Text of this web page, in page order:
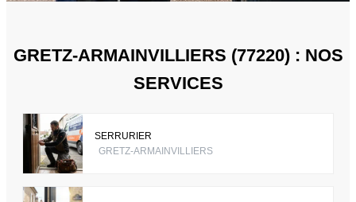
GRETZ-ARMAINVILLIERS (77220) : NOS
SERVICES
SERRURIER
GRETZ-ARMAINVILLIERS